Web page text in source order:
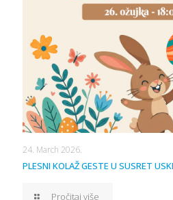
24. March 2026.
PLESNI KOLAŽ GESTE U SUSRET
Pročitaj više